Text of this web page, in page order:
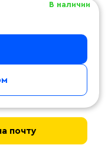
В наличии
почту